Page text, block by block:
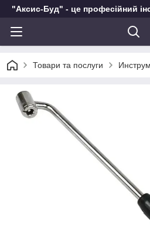
"Аксис-Буд" - це професійний
Товари та послуги